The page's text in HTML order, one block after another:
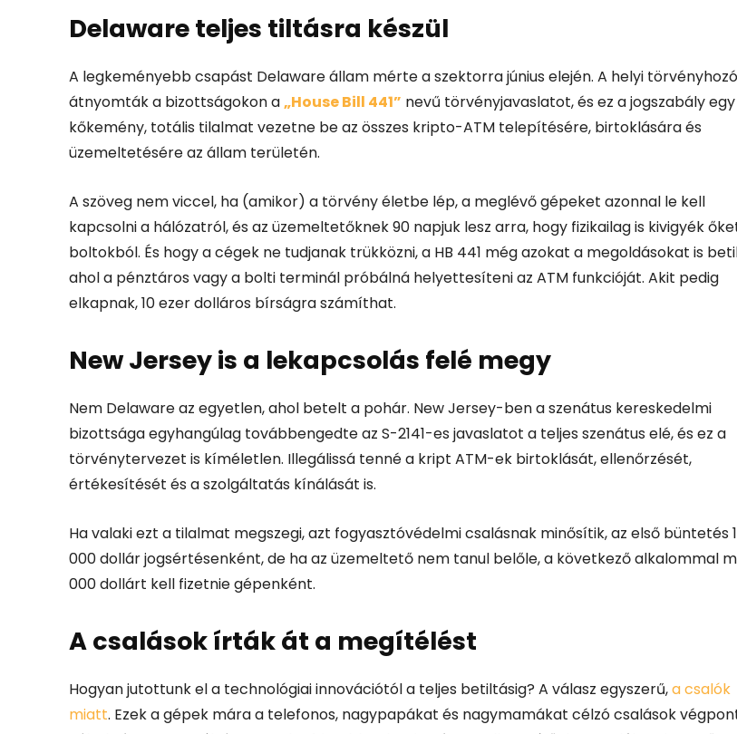
Delaware teljes tiltásra készül
A legkeményebb csapást Delaware állam mérte a szektorra június elején. A helyi
átnyomták a bizottságokon a „House Bill 441” nevű törvényjavaslatot, és ez a jogszabály egy
kőkemény, totális tilalmat vezetne be az összes kripto-ATM telepítésére, birtoklására és
üzemeltetésére az állam területén.
A szöveg nem viccel, ha (amikor) a törvény életbe lép, a meglévő gépeket azonnal le kell
kapcsolni a hálózatról, és az üzemeltetőknek 90 napjuk lesz arra, hogy fizikailag is kivigyék
boltokból. És hogy a cégek ne tudjanak trükközni, a HB 441 még azokat a megoldásokat is
ahol a pénztáros vagy a bolti terminál próbálná helyettesíteni az ATM funkcióját. Akit pedig
elkapnak, 10 ezer dolláros bírságra számíthat.
New Jersey is a lekapcsolás felé megy
Nem Delaware az egyetlen, ahol betelt a pohár. New Jersey-ben a szenátus kereskedelmi
bizottsága egyhangúlag továbbengedte az S-2141-es javaslatot a teljes szenátus elé, és ez a
törvénytervezet is kíméletlen. Illegálissá tenné a kript ATM-ek birtoklását, ellenőrzését,
értékesítését és a szolgáltatás kínálását is.
Ha valaki ezt a tilalmat megszegi, azt fogyasztóvédelmi csalásnak minősítik, az első büntetés
000 dollár jogsértésenként, de ha az üzemeltető nem tanul belőle, a következő alkalommal
000 dollárt kell fizetnie gépenként.
A csalások írták át a megítélést
Hogyan jutottunk el a technológiai innovációtól a teljes betiltásig? A válasz egyszerű,a csalók
miatt. Ezek a gépek mára a telefonos, nagypapákat és nagymamákat célzó csalások